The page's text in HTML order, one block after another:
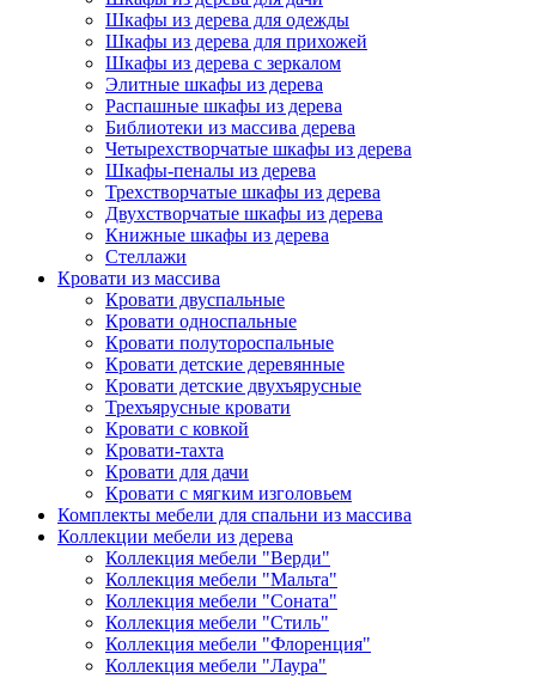
Шкафы из дерева для одежды
Шкафы из дерева для прихожей
Шкафы из дерева с зеркалом
Элитные шкафы из дерева
Распашные шкафы из дерева
Библиотеки из массива дерева
Четырехстворчатые шкафы из дерева
Шкафы-пеналы из дерева
Трехстворчатые шкафы из дерева
Двухстворчатые шкафы из дерева
Книжные шкафы из дерева
Стеллажи
Кровати из массива
Кровати двуспальные
Кровати односпальные
Кровати полутороспальные
Кровати детские деревянные
Кровати детские двухъярусные
Трехъярусные кровати
Кровати с ковкой
Кровати-тахта
Кровати для дачи
Кровати с мягким изголовьем
Комплекты мебели для спальни из массива
Коллекции мебели из дерева
Коллекция мебели "Верди"
Коллекция мебели "Мальта"
Коллекция мебели "Соната"
Коллекция мебели "Стиль"
Коллекция мебели "Флоренция"
Коллекция мебели "Лаура"